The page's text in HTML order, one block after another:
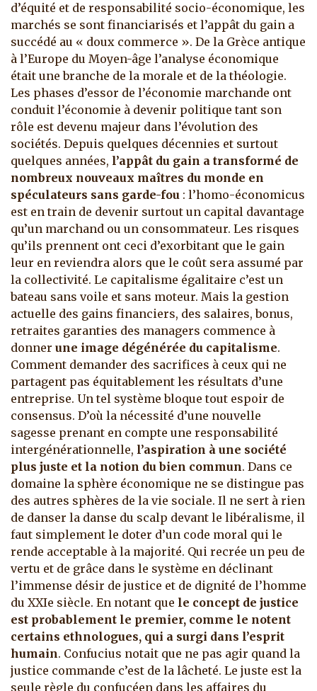
d’équité et de responsabilité socio-économique, les
marchés se sont financiarisés et l’appât du gain a
succédé au « doux commerce ». De la Grèce antique
à l’Europe du Moyen-âge l’analyse économique
était une branche de la morale et de la théologie.
Les phases d’essor de l’économie marchande ont
conduit l’économie à devenir politique tant son
rôle est devenu majeur dans l’évolution des
sociétés. Depuis quelques décennies et surtout
quelques années, l’appât du gain a transformé de
nombreux nouveaux maîtres du monde en
spéculateurs sans garde-fou : l’homo-économicus
est en train de devenir surtout un capital davantage
qu’un marchand ou un consommateur. Les risques
qu’ils prennent ont ceci d’exorbitant que le gain
leur en reviendra alors que le coût sera assumé par
la collectivité. Le capitalisme égalitaire c’est un
bateau sans voile et sans moteur. Mais la gestion
actuelle des gains financiers, des salaires, bonus,
retraites garanties des managers commence à
donner une image dégénérée du capitalisme.
Comment demander des sacrifices à ceux qui ne
partagent pas équitablement les résultats d’une
entreprise. Un tel système bloque tout espoir de
consensus. D’où la nécessité d’une nouvelle
sagesse prenant en compte une responsabilité
intergénérationnelle, l’aspiration à une société
plus juste et la notion du bien commun. Dans ce
domaine la sphère économique ne se distingue pas
des autres sphères de la vie sociale. Il ne sert à rien
de danser la danse du scalp devant le libéralisme, il
faut simplement le doter d’un code moral qui le
rende acceptable à la majorité. Qui recrée un peu de
vertu et de grâce dans le système en déclinant
l’immense désir de justice et de dignité de l’homme
du XXIe siècle. En notant que le concept de justice
est probablement le premier, comme le notent
certains ethnologues, qui a surgi dans l’esprit
humain. Confucius notait que ne pas agir quand la
justice commande c’est de la lâcheté. Le juste est la
seule règle du confucéen dans les affaires du